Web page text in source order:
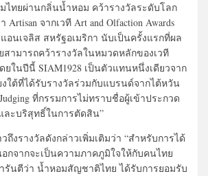
ทยผ่านกลิ่นน้ำหอม คว้ารางวัลระดับโลก
Artisan จากเวที Art and Olfaction Awards
นเจลิส สหรัฐอเมริกา นับเป็นครั้งแรกที่ผล
สามารถคว้ารางวัลในหมวดหลักของเวที
ในปีนี้ SIAM1928 เป็นตัวแทนหนึ่งเดียวจาก
งใต้ที่ได้รับรางวัลร่วมกับแบรนด์จากไต้หวัน
ที่กรรมการไม่ทราบชื่อผู้เข้าประกวด
ละบริสุทธิ์ในการตัดสิน”
งรางวัลดังกล่าวเพิ่มเติมว่า “สำหรับการได้
กจากจะเป็นความภาคภูมิใจให้กับคนไทย
ารันตีว่า น้ำหอมสัญชาติไทย ได้รับการยอมรับ